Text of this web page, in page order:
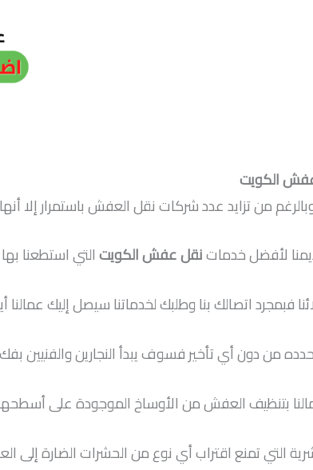
الكويت
من تزايد عدد شركات نقل العفش باستمرار إلا
لأفضل خدماتنقل عفش الكويتالتي استطعنا
فبمجرد اتصالك بنا وطلبك لخدماتنا سيصل إليك
من دون أي تأخير فسوف يبدأ النجارين
بتنظيف العفش من الأوساخ الموجودة على
التي تمنع اقتراب أي نوع من الحشرات الضارة إلى